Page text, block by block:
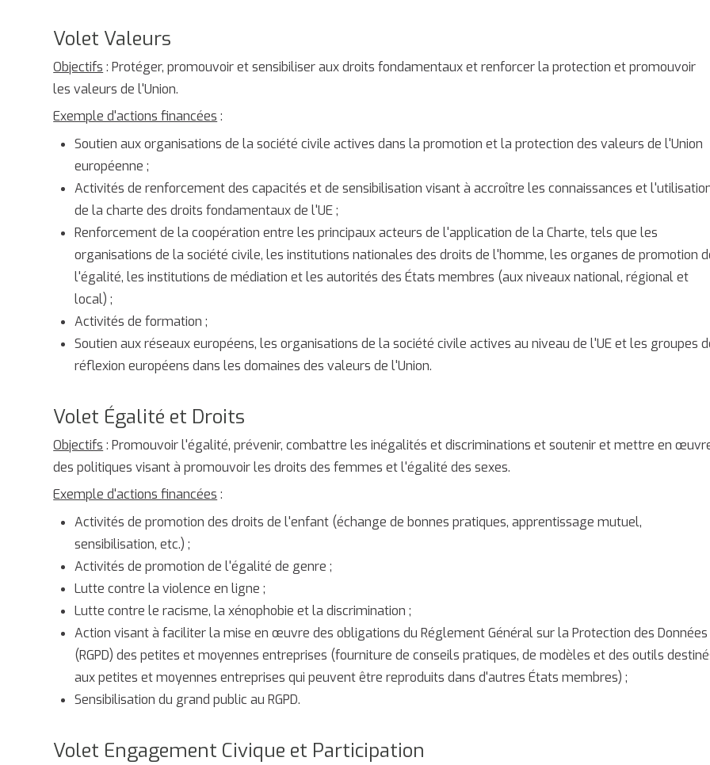
Volet Valeurs
Objectifs : Protéger, promouvoir et sensibiliser aux droits fondamentaux et renforcer la protection et promouvoir
les valeurs de l'Union.
Exemple d'actions financées :
Soutien aux organisations de la société civile actives dans la promotion et la protection des valeurs de l'Union
européenne ;
Activités de renforcement des capacités et de sensibilisation visant à accroître les connaissances et
de la charte des droits fondamentaux de l'UE ;
Renforcement de la coopération entre les principaux acteurs de l'application de la Charte, tels que les
organisations de la société civile, les institutions nationales des droits de l'homme, les organes de promotion
l'égalité, les institutions de médiation et les autorités des États membres (aux niveaux national, régional et
local) ;
Activités de formation ;
Soutien aux réseaux européens, les organisations de la société civile actives au niveau de l'UE et les groupes
réflexion européens dans les domaines des valeurs de l'Union.
Volet Égalité et Droits
Objectifs : Promouvoir l'égalité, prévenir, combattre les inégalités et discriminations et soutenir et mettre en
des politiques visant à promouvoir les droits des femmes et l'égalité des sexes.
Exemple d'actions financées :
Activités de promotion des droits de l'enfant (échange de bonnes pratiques, apprentissage mutuel,
sensibilisation, etc.) ;
Activités de promotion de l'égalité de genre ;
Lutte contre la violence en ligne ;
Lutte contre le racisme, la xénophobie et la discrimination ;
Action visant à faciliter la mise en œuvre des obligations du Réglement Général sur la Protection des Données
(RGPD) des petites et moyennes entreprises (fourniture de conseils pratiques, de modèles et des outils
aux petites et moyennes entreprises qui peuvent être reproduits dans d'autres États membres) ;
Sensibilisation du grand public au RGPD.
Volet Engagement Civique et Participation